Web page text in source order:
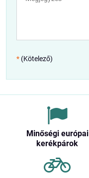
* (Kötelező)
Minőségi európai
kerékpárok